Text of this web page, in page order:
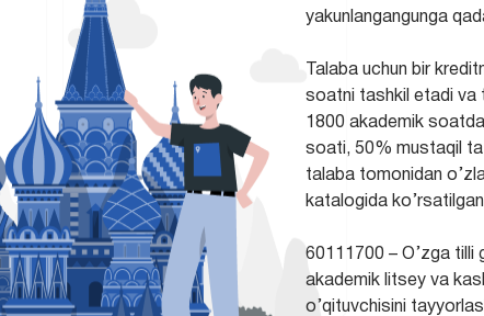
yakunlangangunga
Talaba uchun bir
soatni tashkil etadi va
1800 akademik
soati, 50% mustaqil
talaba tomonidan
katalogida
60111700 – O’zga tilli
akademik litsey va
o’qituvchisini